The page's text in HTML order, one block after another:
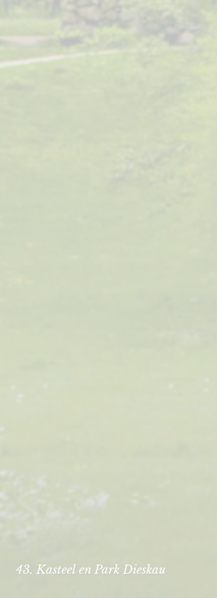
43. Kasteel en Park Dieskau